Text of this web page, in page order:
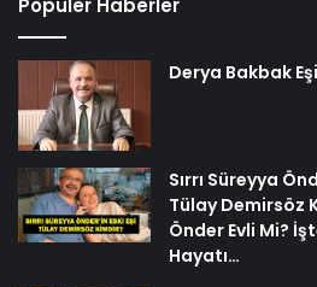
Popüler Haberler
Derya Bakbak
Sırrı Süreyya
Tülay Demirsöz
Önder Evli Mi?
Hayatı…